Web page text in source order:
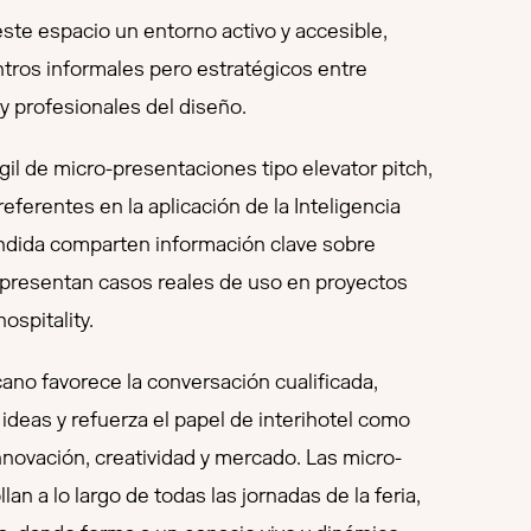
espacio un entorno activo y accesible,
informales pero estratégicos entre
profesionales del diseño.
de micro-presentaciones tipo elevator pitch,
en la aplicación de la Inteligencia
comparten información clave sobre
casos reales de uso en proyectos
favorece la conversación cualificada,
y refuerza el papel de interihotel como
creatividad y mercado. Las micro-
a lo largo de todas las jornadas de la feria,